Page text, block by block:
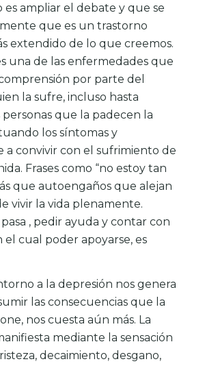
es ampliar el debate y que se
que es un trastorno
extendido de lo que creemos.
una de las enfermedades que
por parte del
la sufre, incluso hasta
personas que la padecen la
los síntomas y
a convivir con el sufrimiento de
Frases como “no estoy tan
que autoengaños que alejan
vivir la vida plenamente.
, pedir ayuda y contar con
cual poder apoyarse, es
a la depresión nos genera
las consecuencias que la
nos cuesta aún más. La
mediante la sensación
decaimiento, desgano,